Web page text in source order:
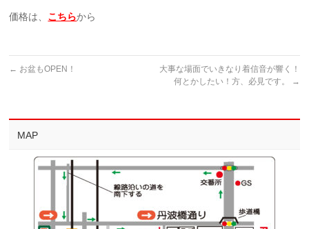
価格は、 こちらから
← お盆もOPEN！
大事な場面でいきなり着信音が響く！
何とかしたい！方、必見です。
→
MAP